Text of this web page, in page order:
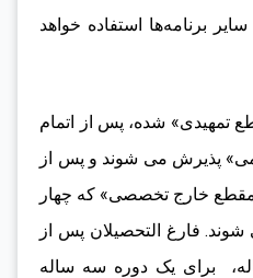
برنامه‌ها استفاده خواهد
تمهیدی» شده، پس از اتمام
پذیرش می شوند و پس از
خارج تخصصی» که چهار
فارغ التحصیلان پس از
مقاطع تحصیلی ۷ ساله، برای یک دوره سه ساله